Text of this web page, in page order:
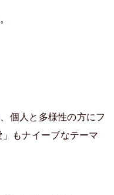
個人と多様性の方にフ
もナイーブなテーマ